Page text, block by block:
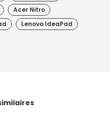
Acer Nitro
Lenovo IdeaPad